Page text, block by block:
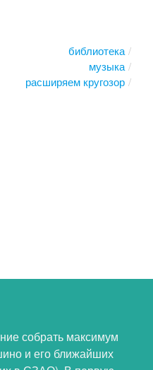
библиотека
музыка
расширяем кругозор
собрать максимум
и его ближайших